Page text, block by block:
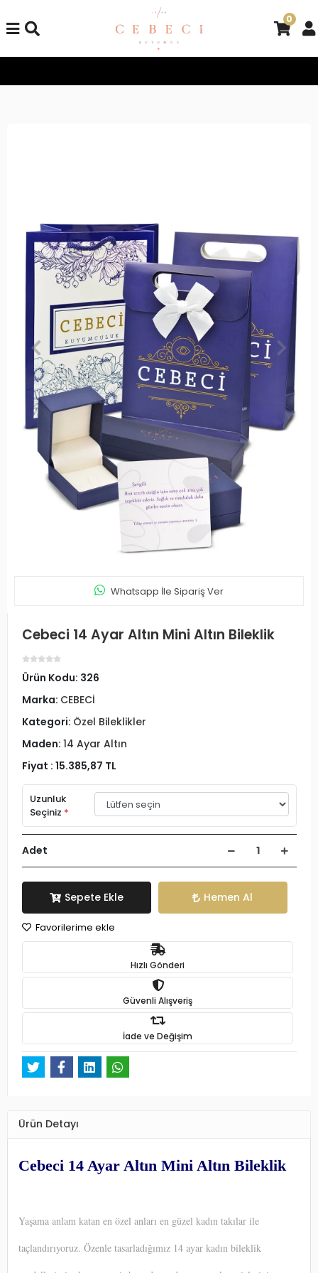
0
Whatsapp İle Sipariş Ver
Cebeci 14 Ayar Altın Mini Altın Bileklik
Ürün Kodu: 326
Marka: CEBECİ
Kategori: Özel Bileklikler
Maden: 14 Ayar Altın
Fiyat : 15.385,87 TL
Uzunluk
Seçiniz *
Adet
Sepete Ekle Hemen Al
Favorilerime ekle
Hızlı Gönderi
Güvenli Alışveriş
İade ve Değişim
Ürün Detayı
Cebeci 14 Ayar Altın Mini Altın Bileklik
Yaşama anlam katan en özel anları en güzel kadın takılar ile
taçlandırıyoruz. Özenle tasarladığımız 14 ayar kadın bileklik